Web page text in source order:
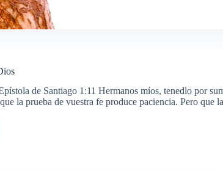
de Santiago 1:11 Hermanos míos, tenedlo por
la prueba de vuestra fe produce paciencia. Pero que